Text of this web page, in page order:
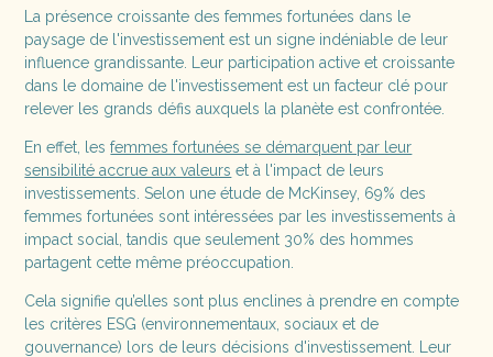
La présence croissante des femmes fortunées dans le
paysage de l'investissement est un signe indéniable de leur
influence grandissante. Leur participation active et croissante
dans le domaine de l'investissement est un facteur clé pour
relever les grands défis auxquels la planète est confrontée.
En effet, lesfemmes fortunées se démarquent par leur
sensibilité accrue aux valeurs et à l'impact de leurs
investissements. Selon une étude de McKinsey, 69% des
femmes fortunées sont intéressées par les investissements à
impact social, tandis que seulement 30% des hommes
partagent cette même préoccupation.
Cela signifie qu’elles sont plus enclines à prendre en compte
les critères ESG (environnementaux, sociaux et de
gouvernance) lors de leurs décisions d'investissement. Leur